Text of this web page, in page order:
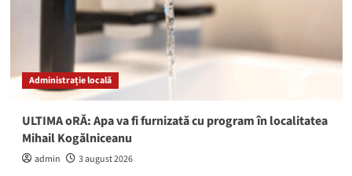
Administrație locală
ULTIMA oRĂ: Apa va fi furnizată cu program în localitatea
Mihail Kogălniceanu
admin 3 august 2026